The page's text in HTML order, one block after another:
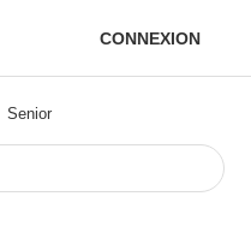
CONNEXION
Senior